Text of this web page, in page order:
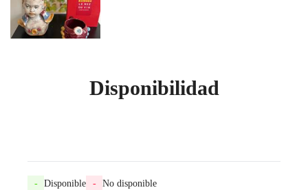
Disponibilidad
- Disponible - No disponible